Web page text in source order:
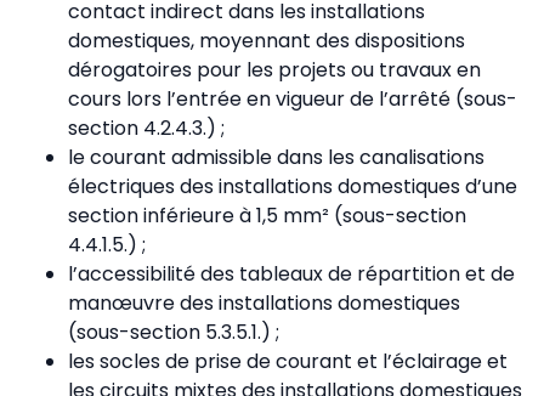
contact indirect dans les installations
domestiques, moyennant des dispositions
dérogatoires pour les projets ou travaux en
cours lors l’entrée en vigueur de l’arrêté (sous-
section 4.2.4.3.) ;
le courant admissible dans les canalisations
électriques des installations domestiques d’une
section inférieure à 1,5 mm² (sous-section
4.4.1.5.) ;
l’accessibilité des tableaux de répartition et de
manœuvre des installations domestiques
(sous-section 5.3.5.1.) ;
les socles de prise de courant et l’éclairage et
les circuits mixtes des installations domestiques